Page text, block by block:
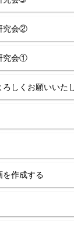
究会②
究会①
しくお願いいた
を作成する